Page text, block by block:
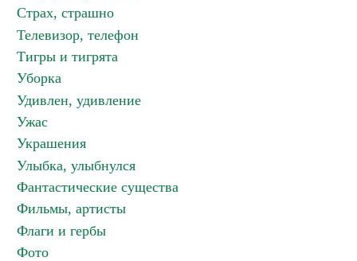
Страх, страшно
Телевизор, телефон
Тигры и тигрята
Уборка
Удивлен, удивление
Ужас
Украшения
Улыбка, улыбнулся
Фантастические существа
Фильмы, артисты
Флаги и гербы
Фото